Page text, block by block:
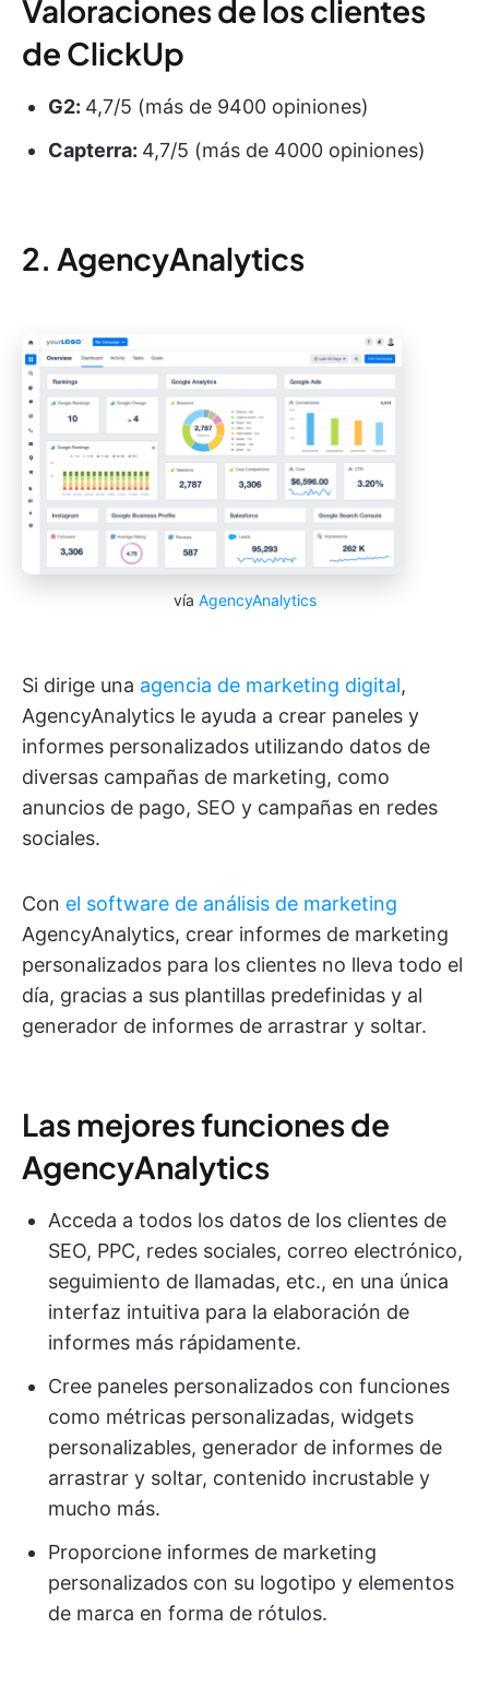
Valoraciones de los clientes
de ClickUp
G2: 4,7/5 (más de 9400 opiniones)
Capterra: 4,7/5 (más de 4000 opiniones)
2. AgencyAnalytics
vía AgencyAnalytics
Si dirige una agencia de marketing digital,
AgencyAnalytics le ayuda a crear paneles y
informes personalizados utilizando datos de
diversas campañas de marketing, como
anuncios de pago, SEO y campañas en redes
sociales.
Con el software de análisis de marketing
AgencyAnalytics, crear informes de marketing
personalizados para los clientes no lleva todo el
día, gracias a sus plantillas predefinidas y al
generador de informes de arrastrar y soltar.
Las mejores funciones de
AgencyAnalytics
Acceda a todos los datos de los clientes de
SEO, PPC, redes sociales, correo electrónico,
seguimiento de llamadas, etc., en una única
interfaz intuitiva para la elaboración de
informes más rápidamente.
Cree paneles personalizados con funciones
como métricas personalizadas, widgets
personalizables, generador de informes de
arrastrar y soltar, contenido incrustable y
mucho más.
Proporcione informes de marketing
personalizados con su logotipo y elementos
de marca en forma de rótulos.